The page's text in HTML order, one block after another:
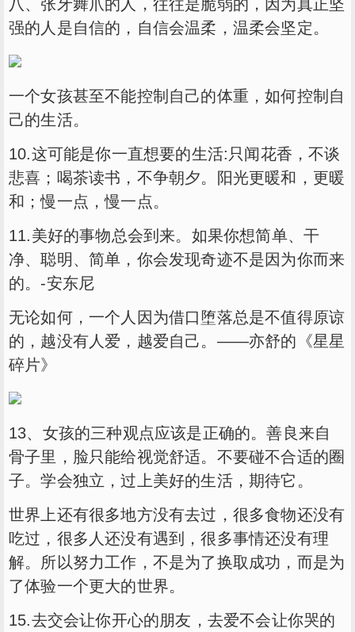
八、张牙舞爪的人，往往是脆弱的，因为真正坚
强的人是自信的，自信会温柔，温柔会坚定。
一个女孩甚至不能控制自己的体重，如何控制自
己的生活。
10.这可能是你一直想要的生活:只闻花香，不谈
悲喜；喝茶读书，不争朝夕。阳光更暖和，更暖
和；慢一点，慢一点。
11.美好的事物总会到来。如果你想简单、干
净、聪明、简单，你会发现奇迹不是因为你而来
的。-安东尼
无论如何，一个人因为借口堕落总是不值得原谅
的，越没有人爱，越爱自己。——亦舒的《星星
碎片》
13、女孩的三种观点应该是正确的。善良来自
骨子里，脸只能给视觉舒适。不要碰不合适的圈
子。学会独立，过上美好的生活，期待它。
世界上还有很多地方没有去过，很多食物还没有
吃过，很多人还没有遇到，很多事情还没有理
解。所以努力工作，不是为了换取成功，而是为
了体验一个更大的世界。
15.去交会让你开心的朋友，去爱不会让你哭的